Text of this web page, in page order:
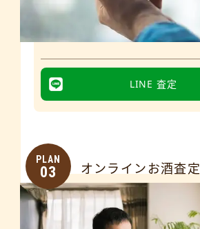
LINE 査定
PLAN
03 オンラインお酒査定